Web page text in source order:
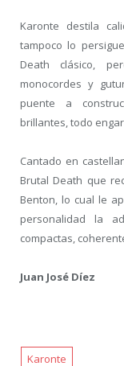
Karonte destila
tampoco lo
Death clásico,
monocordes y
puente a
brillantes, todo
Cantado en
Brutal Death que
Benton, lo cual le
personalidad la
compactas,
Juan José Díez
Karonte